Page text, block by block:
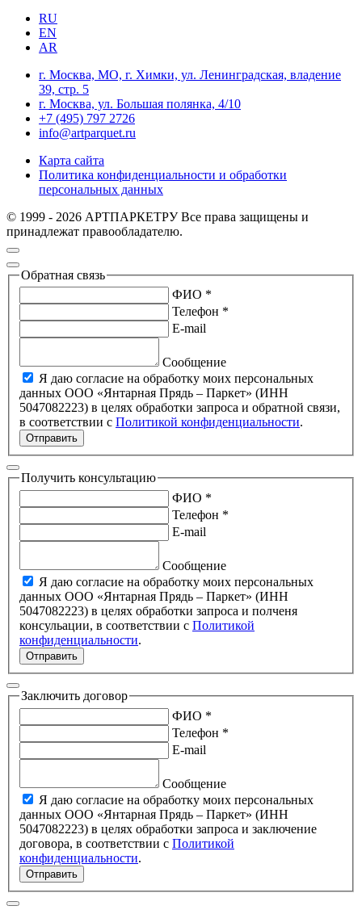
RU
EN
AR
г. Москва, МО, г. Химки, ул. Ленинградская, владение
39, стр. 5
г. Москва, ул. Большая полянка, 4/10
+7 (495) 797 2726
info@artparquet.ru
Карта сайта
Политика конфиденциальности и обработки
персональных данных
© 1999 - 2026 АРТПАРКЕТРУ Все права защищены и
принадлежат правообладателю.
Обратная связь
ФИО *
Телефон *
E-mail
Сообщение
Я даю согласие на обработку моих персональных
данных ООО «Янтарная Прядь – Паркет» (ИНН
5047082223) в целях обработки запроса и обратной связи,
в соответствии с Политикой конфиденциальности.
Отправить
Получить консультацию
ФИО *
Телефон *
E-mail
Сообщение
Я даю согласие на обработку моих персональных
данных ООО «Янтарная Прядь – Паркет» (ИНН
5047082223) в целях обработки запроса и полченя
консульации, в соответствии с Политикой
конфиденциальности.
Отправить
Заключить договор
ФИО *
Телефон *
E-mail
Сообщение
Я даю согласие на обработку моих персональных
данных ООО «Янтарная Прядь – Паркет» (ИНН
5047082223) в целях обработки запроса и заключение
договора, в соответствии с Политикой
конфиденциальности.
Отправить